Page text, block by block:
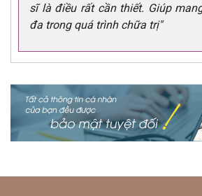
sĩ là điều rất cần thiết. Giúp
đa trong quá trình chữa trị"